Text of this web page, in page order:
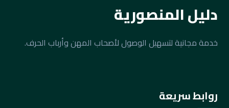
دليل المنصورية
خدمة مجانية لتسهيل الوصول لأصحاب المهن وأرباب الحرف.
روابط سريعة